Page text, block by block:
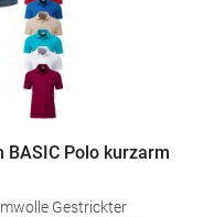
Polo kurzarm